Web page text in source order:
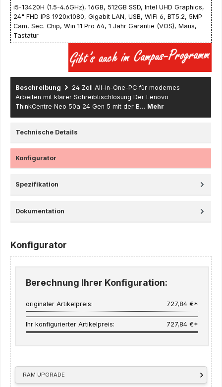
i5-13420H (1.5-4.6GHz), 16GB, 512GB SSD, Intel UHD Graphics,
24" FHD IPS 1920x1080, Gigabit LAN, USB, WiFi 6, BT5.2, 5MP
Cam, Sec. Chip, Win 11 Pro 64, 1 Jahr Garantie (VOS), Maus,
Tastatur
Beschreibung
24 Zoll All-in-One-PC für modernes
Arbeiten mit klarer Schreibtischlösung Der Lenovo
ThinkCentre Neo 50a 24 Gen 5 mit der B… Mehr
Technische Details
Konfigurator
Spezifikation
Dokumentation
Konfigurator
RAM UPGRADE
Berechnung Ihrer Konfiguration:
originaler Artikelpreis: 727,84 €*
Ihr konfigurierter Artikelpreis: 727,84 €*